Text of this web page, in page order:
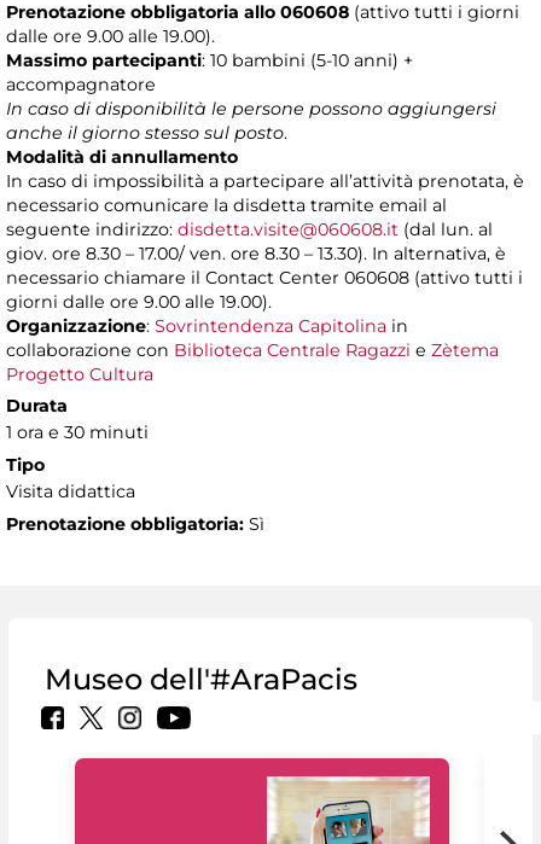
Prenotazione obbligatoria allo 060608 (attivo tutti i giorni
dalle ore 9.00 alle 19.00).
Massimo partecipanti: 10 bambini (5-10 anni) +
accompagnatore
In caso di disponibilità le persone possono aggiungersi
anche il giorno stesso sul posto.
Modalità di annullamento
In caso di impossibilità a partecipare all’attività prenotata, è
necessario comunicare la disdetta tramite email al
seguente indirizzo: disdetta.visite@060608.it (dal lun. al
giov. ore 8.30 – 17.00/ ven. ore 8.30 – 13.30). In alternativa, è
necessario chiamare il Contact Center 060608 (attivo tutti i
giorni dalle ore 9.00 alle 19.00).
Organizzazione: Sovrintendenza Capitolina in
collaborazione con Biblioteca Centrale Ragazzi e Zètema
Progetto Cultura
Durata
1 ora e 30 minuti
Tipo
Visita didattica
Prenotazione obbligatoria: Sì
Museo dell'#AraPacis